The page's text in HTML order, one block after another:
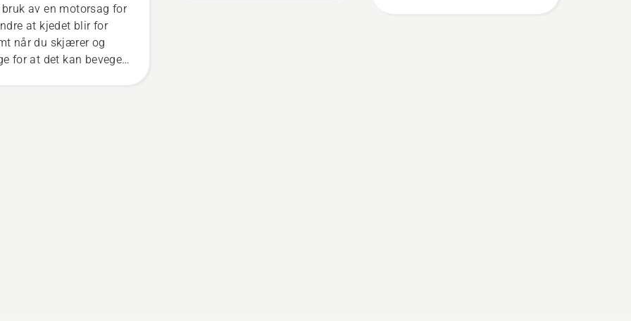
bruk av en motorsag for
at kjedet blir for
når du skjærer og
for at det kan bevege